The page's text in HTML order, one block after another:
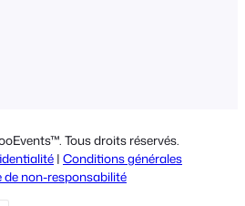
Tous droits réservés.
| Conditions générales
de non-responsabilité